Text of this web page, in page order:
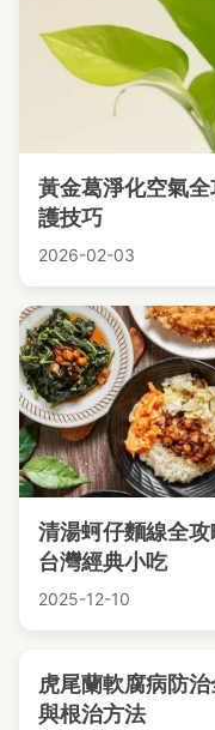
黃金葛淨化空氣
護技巧
2026-02-03
清湯蚵仔麵線全
台灣經典小吃
2025-12-10
虎尾蘭軟腐病防
與根治方法